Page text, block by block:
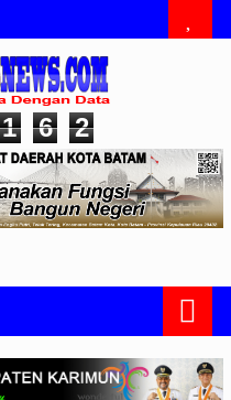
1 6 2